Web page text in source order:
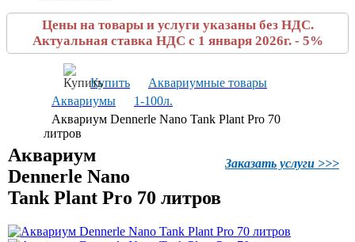
Цены на товары и услуги указаны без НДС.
Актуальная ставка НДС с 1 января 2026г. - 5%
Купить
Аквариумные товары
Аквариумы
1-100л.
Аквариум Dennerle Nano Tank Plant Pro 70
литров
Заказать услуги >>>
Аквариум
Dennerle Nano
Tank Plant Pro 70 литров